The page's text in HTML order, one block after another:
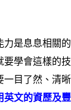
力是息息相關
要學會這樣的
目了然、清晰
英文的資歷及